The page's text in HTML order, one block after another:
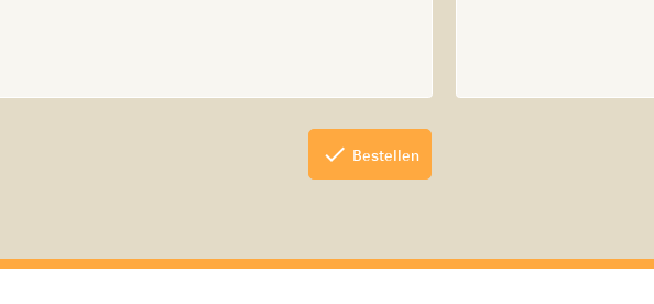
check Bestellen